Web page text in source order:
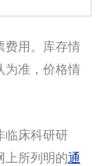
费用。库存情
为准，价格情
临床科研研
上所列明的通